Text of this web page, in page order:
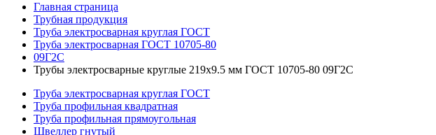
Главная страница
Трубная продукция
Труба электросварная круглая ГОСТ
Труба электросварная ГОСТ 10705-80
09Г2С
Трубы электросварные круглые 219x9.5 мм ГОСТ 10705-80 09Г2С
Труба электросварная круглая ГОСТ
Труба профильная квадратная
Труба профильная прямоугольная
Швеллер гнутый